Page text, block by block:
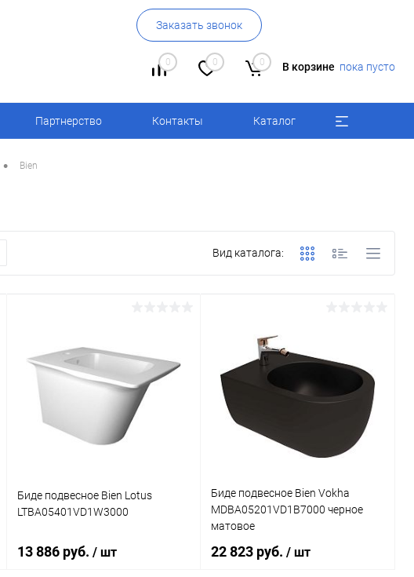
Заказать звонок
0 0 0 В корзине пока пусто
Партнерство Контакты Каталог
• Bien
Вид каталога:
Биде подвесное Bien Lotus
LTBA05401VD1W3000
13 886 руб. / шт
Биде подвесное Bien Vokha
MDBA05201VD1B7000 черное
матовое
22 823 руб./ шт